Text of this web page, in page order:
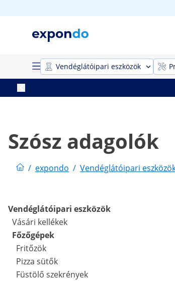
Vendéglátóipari eszközök
Szósz adagolók
/ expondo / Vendéglátóipari
Vendéglátóipari eszközök
Vásári kellékek
Főzőgépek
Fritőzök
Pizza sütők
Füstölő szekrények